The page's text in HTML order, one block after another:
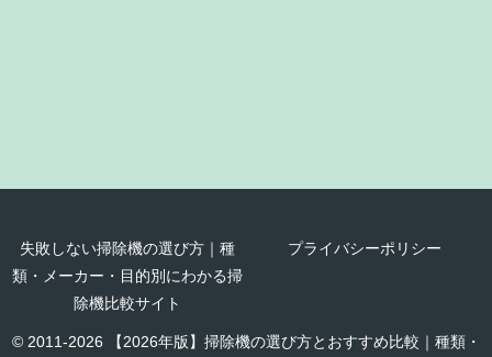
失敗しない掃除機の選び方｜種
類・メーカー・目的別にわかる掃
除機比較サイト
プライバシーポリシー
© 2011-2026 【2026年版】掃除機の選び方とおすすめ比較｜種類・